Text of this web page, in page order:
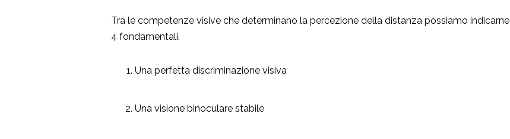
Tra le competenze visive che determinano la percezione della distanza possiamo indicarne
4 fondamentali.
Una perfetta discriminazione visiva
Una visione binoculare stabile